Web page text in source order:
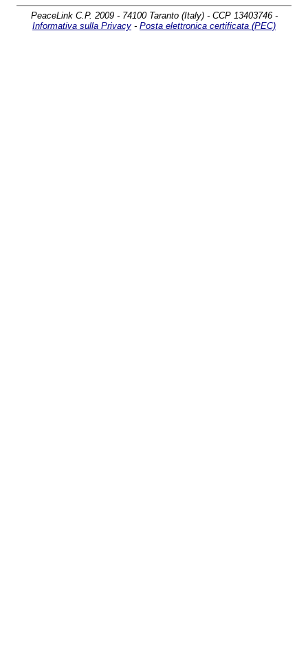
PeaceLink C.P. 2009 - 74100 Taranto (Italy) - CCP 13403746 -
Informativa sulla Privacy - Posta elettronica certificata (PEC)